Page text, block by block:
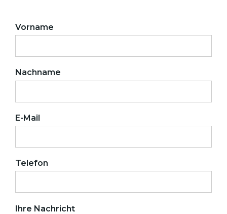
Vorname
Nachname
E-Mail
Telefon
Ihre Nachricht